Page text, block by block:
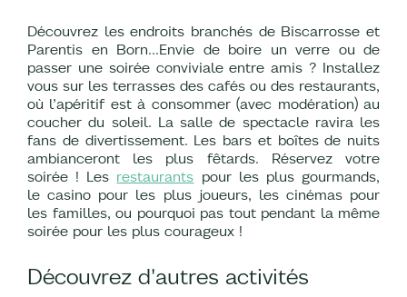
Découvrez les endroits branchés de Biscarrosse et
Parentis en Born…Envie de boire un verre ou de
passer une soirée conviviale entre amis ? Installez
vous sur les terrasses des cafés ou des restaurants,
où l’apéritif est à consommer (avec modération) au
coucher du soleil. La salle de spectacle ravira les
fans de divertissement. Les bars et boîtes de nuits
ambianceront les plus fêtards. Réservez votre
soirée ! Les restaurants pour les plus gourmands,
le casino pour les plus joueurs, les cinémas pour
les familles, ou pourquoi pas tout pendant la même
soirée pour les plus courageux !
Découvrez d'autres activités